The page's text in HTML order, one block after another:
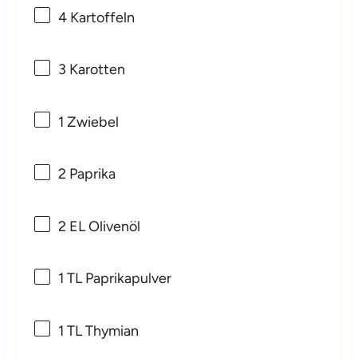
4 Kartoffeln
3 Karotten
1 Zwiebel
2 Paprika
2 EL Olivenöl
1 TL Paprikapulver
1 TL Thymian